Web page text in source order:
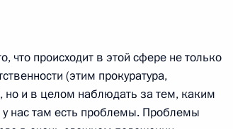
что происходит в этой сфере не только
(этим прокуратура,
но и в целом наблюдать за тем, каким
нас там есть проблемы. Проблемы